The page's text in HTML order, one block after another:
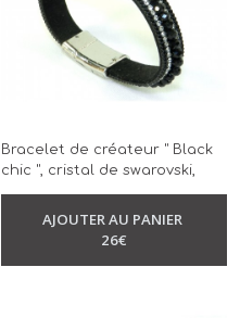
Bracelet de créateur " Black
chic ", cristal de swarovski,
cuir noir, fermoir aimanté,
modèle unique, réalisé à la
Bracelet
AJOUTER AU PANIER
26€